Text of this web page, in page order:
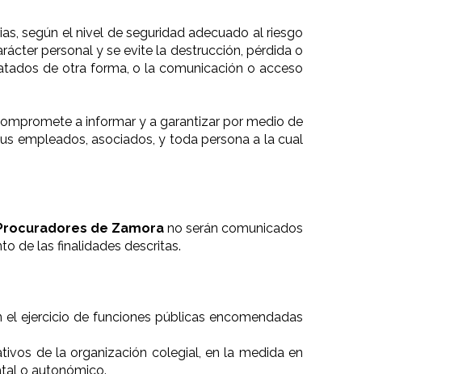
según el nivel de seguridad adecuado al riesgo
personal y se evite la destrucción, pérdida o
de otra forma, o la comunicación o acceso
a informar y a garantizar por medio de
empleados, asociados, y toda persona a la cual
de Zamora no serán comunicados
de las finalidades descritas.
el ejercicio de funciones públicas encomendadas
de la organización colegial, en la medida en
o autonómico.